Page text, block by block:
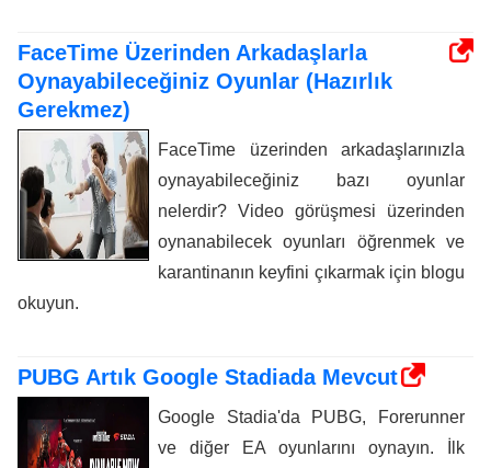
FaceTime Üzerinden Arkadaşlarla
Oynayabileceğiniz Oyunlar (Hazırlık
Gerekmez)
FaceTime üzerinden arkadaşlarınızla
oynayabileceğiniz bazı oyunlar
nelerdir? Video görüşmesi üzerinden
oynanabilecek oyunları öğrenmek ve
karantinanın keyfini çıkarmak için blogu
okuyun.
PUBG Artık Google Stadiada Mevcut
Google Stadia'da PUBG, Forerunner
ve diğer EA oyunlarını oynayın. İlk